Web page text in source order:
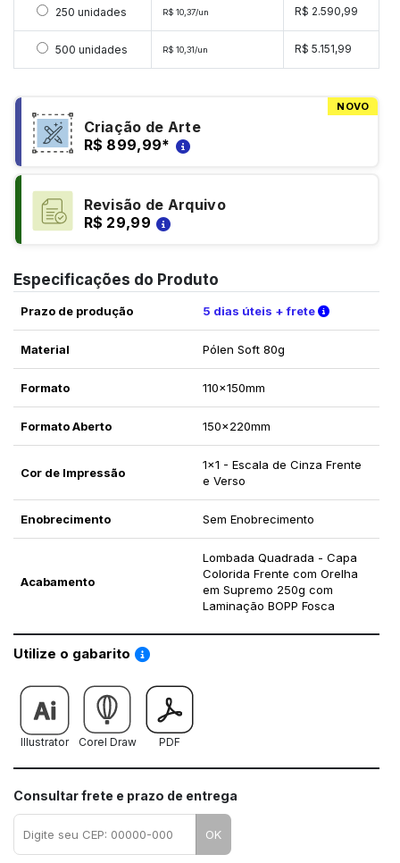
Selecionar 250 unidades
250 unidades R$ 10,37/un R$ 2.590,99
Selecionar 500 unidades
500 unidades R$ 10,31/un R$ 5.151,99
NOVO
Criação de Arte
R$ 899,99*
Revisão de Arquivo
R$ 29,99
Especificações do Produto
Prazo de produção 5 dias úteis + frete Verifique
Material Pólen Soft 80g
Formato 110x150mm
Formato Aberto 150x220mm
Cor de Impressão
1x1 - Escala de Cinza Frente
e Verso
Enobrecimento Sem Enobrecimento
Acabamento
Lombada Quadrada - Capa
Colorida Frente com Orelha
em Supremo 250g com
Laminação BOPP Fosca
Utilize o gabarito Saiba como utilizar os nossos gabaritos
Illustrator Corel Draw PDF
Consultar frete e prazo de entrega
OK